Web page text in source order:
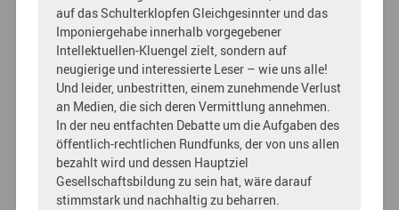
auf das Schulterklopfen Gleichgesinnter und das
Imponiergehabe innerhalb vorgegebener
Intellektuellen-Kluengel zielt, sondern auf
neugierige und interessierte Leser – wie uns alle!
Und leider, unbestritten, einem zunehmende Verlust
an Medien, die sich deren Vermittlung annehmen.
In der neu entfachten Debatte um die Aufgaben des
öffentlich-rechtlichen Rundfunks, der von uns allen
bezahlt wird und dessen Hauptziel
Gesellschaftsbildung zu sein hat, wäre darauf
stimmstark und nachhaltig zu beharren.